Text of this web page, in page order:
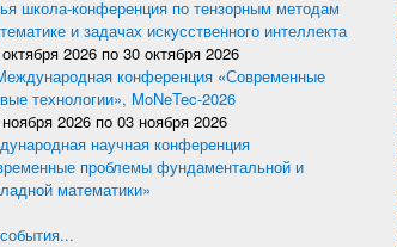
школа-конференция по тензорным методам
и задачах искусственного интеллекта
2026 по 30 октября 2026
конференция «Современные
технологии», MoNeTec-2026
2026 по 03 ноября 2026
научная конференция
проблемы фундаментальной и
математики»